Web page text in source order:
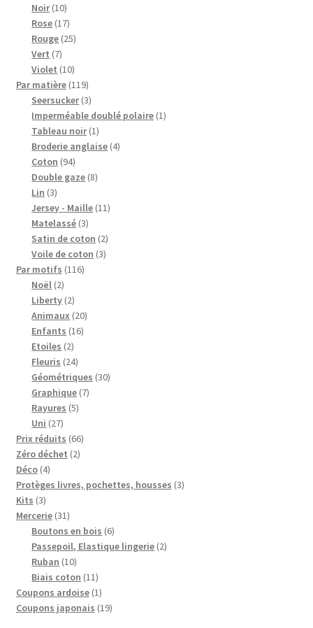
Noir 1010
produits
Rose 1717
produits
Rouge 2525
Vert 77
produits
Violet 1010
produits
Par matière 119119
produits
Seersucker 33
produits
Imperméable doublé polaire 11
Tableau noir 11
produit
Broderie anglaise 44
Coton 9494
produits
Double gaze 88
Lin 33
produits
Jersey - Maille 1111
Matelassé 33
produits
Satin de coton 22
produits
Voile de coton 33
Par motifs 116116
Noël 22
produits
Liberty 22
produits
Animaux 2020
Enfants 1616
Etoiles 22
produits
Fleuris 2424
produits
Géométriques 3030
Graphique 77
Rayures 55
Uni 2727
produits
Prix réduits 6666
Zéro déchet 22
Déco 44
produits
Protèges livres, pochettes, housses 33
Kits 33
produits
Mercerie 3131
produits
Boutons en bois 66
produits
Passepoil, Elastique lingerie 22
Ruban 1010
produits
Biais coton 1111
produits
Coupons ardoise 11
produit
Coupons japonais 1919